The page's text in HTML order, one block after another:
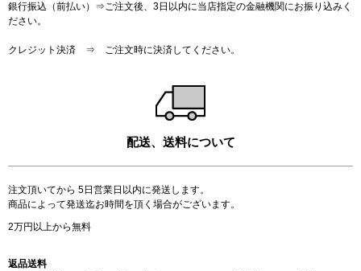
銀行振込（前払い）⇒ご注文後、3日以内に当店指定の金融機関にお振り込みく
ださい。
クレジット決済 ⇒ ご注文時に決済してください。
配送、送料について
注文頂いてから 5日営業日以内に発送します。
商品によって発送迄お時間を頂く場合がございます。
2万円以上から無料
返品送料